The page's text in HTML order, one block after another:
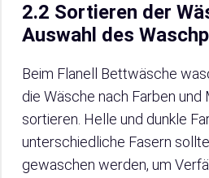
2.2 Sortieren der
Auswahl des
Beim Flanell Bettwäsche
die Wäsche nach Farben und
sortieren. Helle und dunkle
unterschiedliche Fasern
gewaschen werden, um